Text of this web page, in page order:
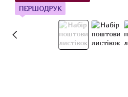
ПЕРШОДРУК